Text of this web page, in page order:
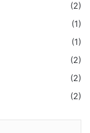
(2)
(1)
(1)
(2)
(2)
(2)